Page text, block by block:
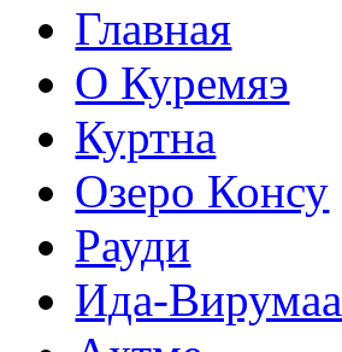
Главная
О Куремяэ
Куртна
Озеро Консу
Рауди
Ида-Вирумаа